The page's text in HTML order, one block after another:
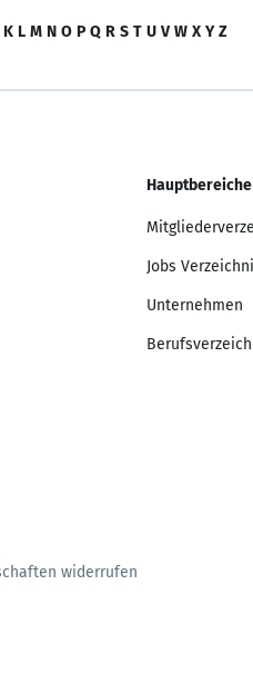
K L M N O P Q R S T U V W X Y Z
Hauptbereiche
Jobs
Unternehmen
widerrufen